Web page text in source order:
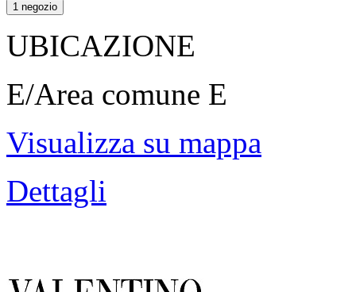
1 negozio
UBICAZIONE
E/Area comune E
Visualizza su mappa
Dettagli